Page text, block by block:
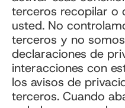
terceros recopilar o
usted. No
terceros y no
declaraciones de
interacciones con
los avisos de
terceros. Cuando